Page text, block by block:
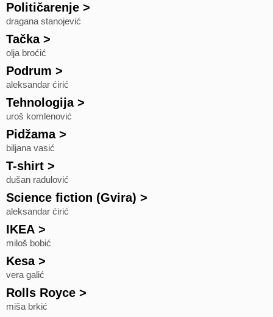
Političarenje >
dragana stanojević
Tačka>
olja broćić
Podrum >
aleksandar ćirić
Tehnologija>
uroš komlenović
Pidžama>
biljana vasić
T-shirt >
dušan radulović
Science fiction (Gvira) >
aleksandar ćirić
IKEA >
miloš bobić
Kesa>
vera galić
Rolls Royce >
miša brkić